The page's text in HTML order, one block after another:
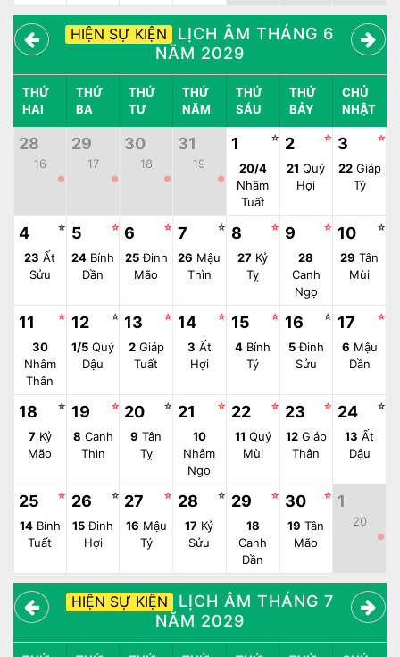
HIỆN SỰ KIỆN
LỊCH ÂM THÁNG 6
NĂM 2029
THỨ
HAI
THỨ
BA
THỨ
TƯ
THỨ
NĂM
THỨ
SÁU
THỨ
BẢY
CHỦ
NHẬT
28
16
●
29
17
●
30
18
●
31
19
●
1 ☆
20/4
Nhâm
Tuất
2 ☆
21 Quý
Hợi
3 ☆
22Giáp
Tý
4 ☆
23 Ất
Sửu
5 ☆
24 Bính
Dần
6 ☆
25Đinh
Mão
7 ☆
26 Mậu
Thìn
8 ☆
27 Kỷ
Tỵ
9 ☆
28
Canh
Ngọ
10 ☆
29 Tân
Mùi
11 ☆
30
Nhâm
Thân
12 ☆
1/5 Quý
Dậu
13 ☆
2Giáp
Tuất
14 ☆
3 Ất
Hợi
15 ☆
4 Bính
Tý
16 ☆
5Đinh
Sửu
17 ☆
6 Mậu
Dần
18 ☆
7Kỷ
Mão
19 ☆
8 Canh
Thìn
20 ☆
9 Tân
Tỵ
21 ☆
10
Nhâm
Ngọ
22 ☆
11 Quý
Mùi
23 ☆
12Giáp
Thân
24 ☆
13 Ất
Dậu
25 ☆
14Bính
Tuất
26 ☆
15Đinh
Hợi
27 ☆
16 Mậu
Tý
28 ☆
17 Kỷ
Sửu
29 ☆
18
Canh
Dần
30 ☆
19 Tân
Mão
1
20
●
HIỆN SỰ KIỆN
LỊCH ÂM THÁNG 7
NĂM 2029